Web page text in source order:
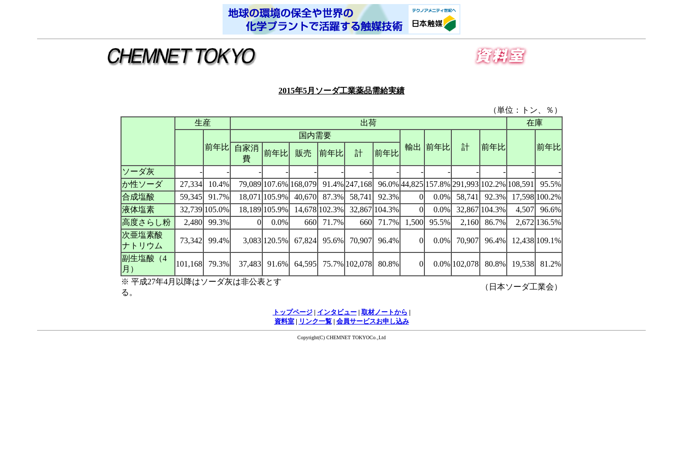
2015年5月ソーダ工業薬品需給実績
（単位：トン、％）
生産
出荷 在庫
前年比
国内需要
輸出
前年比 計 前年比 前年比
自家消
費
前年比 販売 前年比 計 前年比
ソーダ灰 - - - - - - - - - - - - -
-
か性ソーダ
27,334 10.4% 79,089 107.6% 168,079 91.4% 247,168 96.0% 44,825 157.8% 291,993 102.2% 108,591
95.5%
合成塩酸
59,345 91.7% 18,071 105.9% 40,670 87.3% 58,741 92.3% 0 0.0% 58,741 92.3% 17,598 100.2%
液体塩素
32,739 105.0% 18,189 105.9% 14,678 102.3% 32,867 104.3% 0 0.0% 32,867 104.3% 4,507
96.6%
高度さらし粉
2,480 99.3% 0 0.0% 660 71.7% 660 71.7% 1,500 95.5% 2,160 86.7% 2,672 136.5%
次亜塩素酸
ナトリウム
73,342 99.4% 3,083 120.5% 67,824 95.6% 70,907 96.4% 0 0.0% 70,907 96.4% 12,438 109.1%
副生塩酸（4
月）
101,168 79.3% 37,483 91.6% 64,595 75.7% 102,078 80.8% 0 0.0% 102,078 80.8% 19,538 81.2%
※ 平成27年4月以降はソーダ灰は非公表とす
る。
（日本ソーダ工業会）
トップページ| インタビュー| 取材ノートから |
資料室| リンク一覧| 会員サービスお申し込み
Copyright(C) CHEMNET TOKYOCo.,Ltd